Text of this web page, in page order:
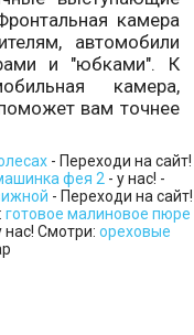
камера
автомобили
и "юбками". К
камера,
вам точнее
- Переходи на сайт!
фея 2 - у нас! -
- Переходи на сайт!
готовое малиновое пюре
Смотри: ореховые